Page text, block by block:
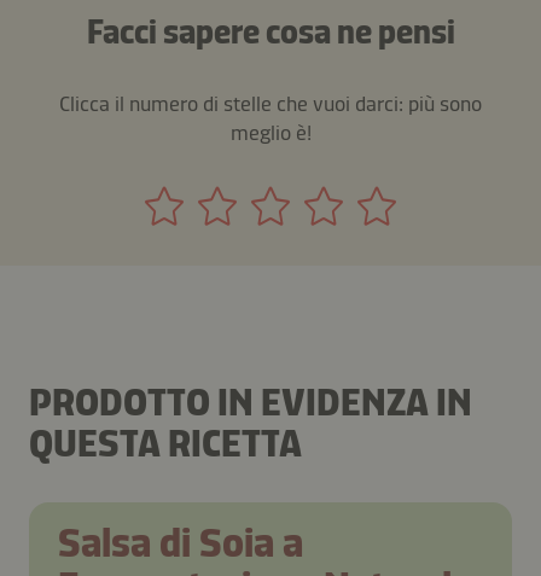
Facci sapere cosa ne pensi
Clicca il numero di stelle che vuoi darci: più sono
meglio è!
PRODOTTO IN EVIDENZA IN
QUESTA RICETTA
Salsa di Soia a